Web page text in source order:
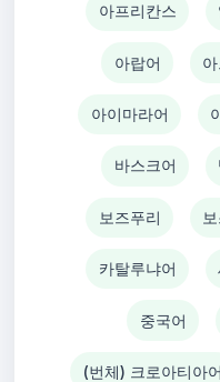
아프리칸스
아랍어
아이마라어
바스크어
보즈푸리
카탈루냐어
중국어
(번체) 크로아티아어